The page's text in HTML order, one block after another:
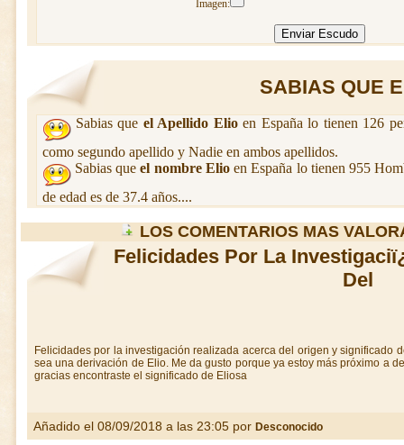
Imagen:
SABIAS QUE
Sabias que el Apellido Elioen España lo tienen 126
como segundo apellido y Nadie en ambos apellidos.
Sabias queel nombre Elioen España lo tienen 955
de edad es de 37.4 años....
LOS COMENTARIOS MAS
Felicidades Por La
Del
Felicidades por la investigación realizada acerca del origen y significado
sea una derivación de Elio. Me da gusto porque ya estoy más próximo a
gracias encontraste el significado de Eliosa
Añadido el 08/09/2018 a las 23:05 por Desconocido